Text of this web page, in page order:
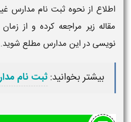
اطلاع از نحوه ثبت نام مدارس
مقاله زیر مراجعه کرده و از
نویسی در این مدارس مطلع شوید.
بیشتر بخوانید:ثبت نام